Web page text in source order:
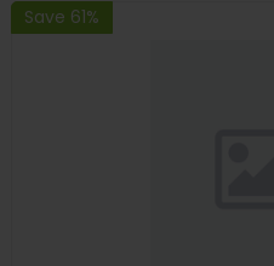
Save 61%